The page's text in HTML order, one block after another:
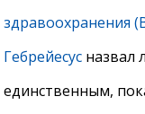
здравоохранения
Гебрейесус назвал
единственным,